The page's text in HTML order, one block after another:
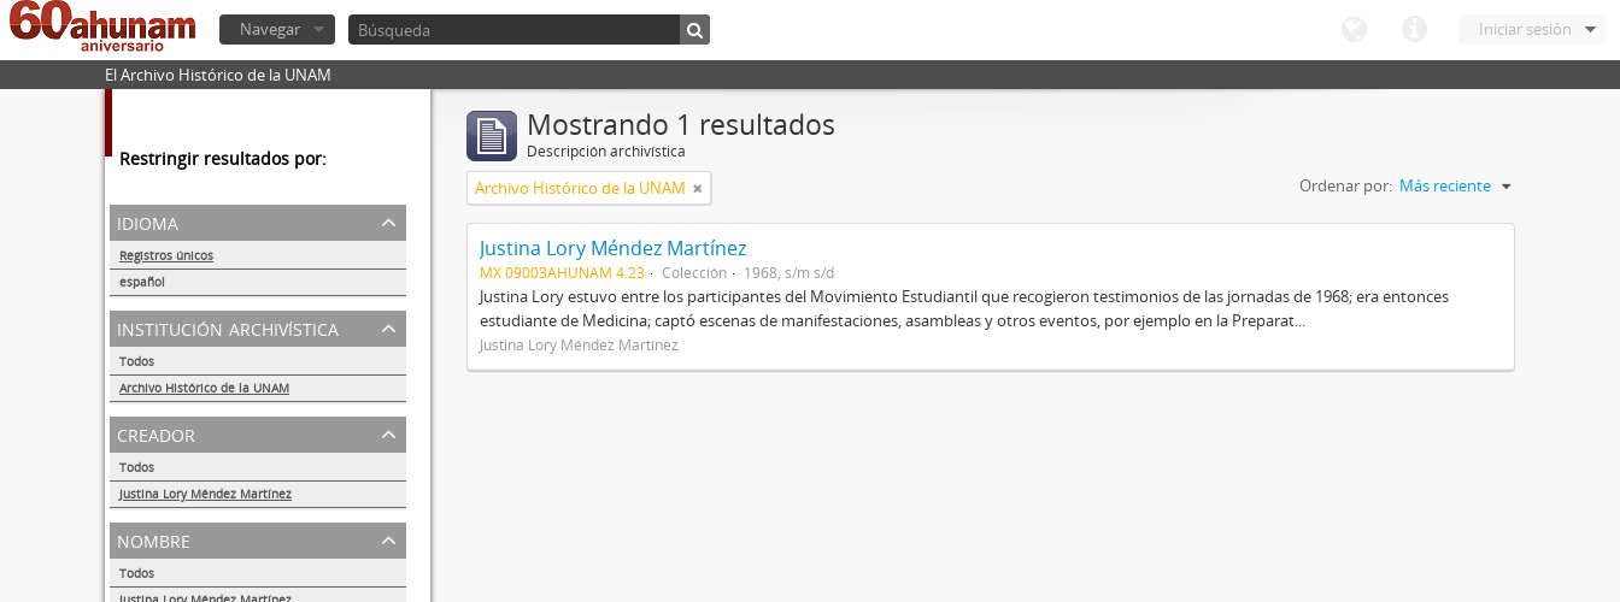
Iniciar sesión
Navegar
El Archivo Histórico de la UNAM
Restringir resultados por:
idioma
Registros únicos
español
1
institución archivística
Todos
Archivo Histórico de la UNAM
1
creador
Todos
Justina Lory Méndez Martínez
1
nombre
Todos
Mostrando 1 resultados
Descripción archivística
Archivo Histórico de la UNAM Ordenar por: Más reciente
Justina Lory Méndez Martínez
MX 09003AHUNAM 4.23 Colección 1968, s/m s/d
Justina Lory estuvo entre los participantes del Movimiento Estudiantil que recogieron testimonios de las jornadas de 1968; era entonces
estudiante de Medicina; captó escenas de manifestaciones, asambleas y otros eventos, por ejemplo en la Preparat...
Justina Lory Méndez Martínez